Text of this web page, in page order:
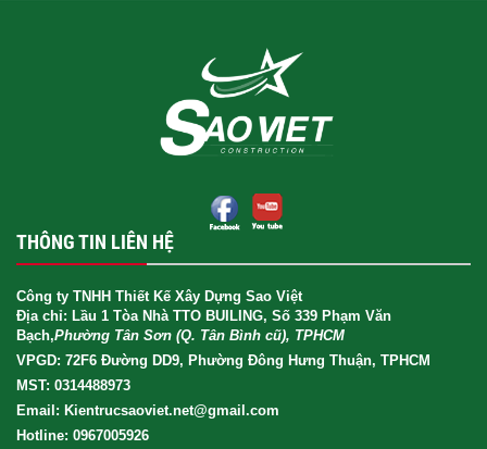
THÔNG TIN LIÊN HỆ
Công ty TNHH Thiết Kế Xây Dựng Sao Việt
Địa chỉ: Lầu 1 Tòa Nhà TTO BUILING, Số 339 Phạm Văn
Bạch,Phường Tân Sơn (Q. Tân Bình cũ), TPHCM
VPGD: 72F6 Đường DD9, Phường Đông Hưng Thuận, TPHCM
MST: 0314488973
Email: Kientrucsaoviet.net@gmail.com
Hotline: 0967005926